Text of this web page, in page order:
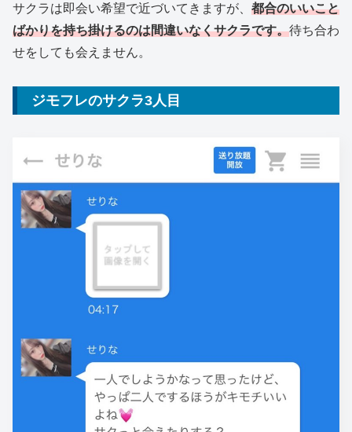
サクラは即会い希望で近づいてきますが、 都合のいいこと
ばかりを持ち掛けるのは間違いなくサクラです。待ち合わ
せをしても会えません。
ジモフレのサクラ3人目